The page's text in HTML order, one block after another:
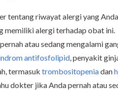
tentang riwayat alergi yang
memiliki alergi terhadap obat ini.
atau sedang mengalami
antifosfolipid, penyakit
termasuk trombositopeniadan
dokter jika Anda pernah atau